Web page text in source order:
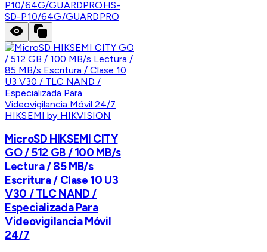
P10/64G/GUARDPROHS-
SD-P10/64G/GUARDPRO
HIKSEMI by HIKVISION
MicroSD HIKSEMI CITY
GO / 512 GB / 100 MB/s
Lectura / 85 MB/s
Escritura / Clase 10 U3
V30 / TLC NAND /
Especializada Para
Videovigilancia Móvil
24/7